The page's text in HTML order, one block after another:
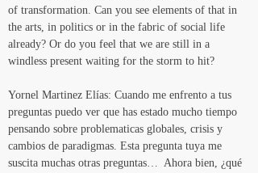
of transformation. Can you see elements of that in
the arts, in politics or in the fabric of social life
already? Or do you feel that we are still in a
windless present waiting for the storm to hit?
Yornel Martinez Elías: Cuando me enfrento a tus
preguntas puedo ver que has estado mucho tiempo
pensando sobre problematicas globales, crisis y
cambios de paradigmas. Esta pregunta tuya me
suscita muchas otras preguntas…  Ahora bien, ¿qué